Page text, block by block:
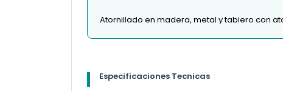
Atornillado en madera, metal y tablero con
Especificaciones Tecnicas